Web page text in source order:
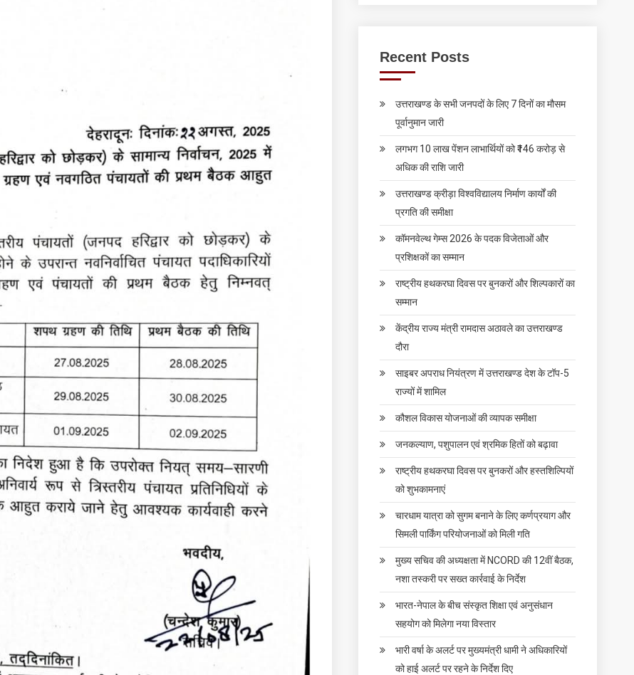
Recent Posts
उत्तराखण्ड के सभी जनपदों के लिए 7 दिनों का मौसम
पूर्वानुमान जारी
लगभग 10 लाख पेंशन लाभार्थियों को ₹146 करोड़ से
अधिक की राशि जारी
उत्तराखण्ड क्रीड़ा विश्वविद्यालय निर्माण कार्यों की
प्रगति की समीक्षा
कॉमनवेल्थ गेम्स 2026 के पदक विजेताओं और
प्रशिक्षकों का सम्मान
राष्ट्रीय हथकरघा दिवस पर बुनकरों और शिल्पकारों का
सम्मान
केंद्रीय राज्य मंत्री रामदास अठावले का उत्तराखण्ड
दौरा
साइबर अपराध नियंत्रण में उत्तराखण्ड देश के टॉप-5
राज्यों में शामिल
कौशल विकास योजनाओं की व्यापक समीक्षा
जनकल्याण, पशुपालन एवं श्रमिक हितों को बढ़ावा
राष्ट्रीय हथकरघा दिवस पर बुनकरों और हस्तशिल्पियों
को शुभकामनाएं
चारधाम यात्रा को सुगम बनाने के लिए कर्णप्रयाग और
सिमली पार्किंग परियोजनाओं को मिली गति
मुख्य सचिव की अध्यक्षता में NCORD की 12वीं बैठक,
नशा तस्करी पर सख्त कार्रवाई के निर्देश
भारत-नेपाल के बीच संस्कृत शिक्षा एवं अनुसंधान
सहयोग को मिलेगा नया विस्तार
भारी वर्षा के अलर्ट पर मुख्यमंत्री धामी ने अधिकारियों
को हाई अलर्ट पर रहने के निर्देश दिए